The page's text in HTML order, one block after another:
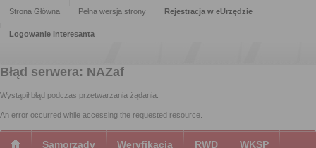
Strona Główna Pełna wersja strony Rejestracja w eUrzędzie
Logowanie interesanta
Błąd serwera: NAZaf
Wystąpił błąd podczas przetwarzania żądania.
An error occurred while accessing the requested resource.
Samorządy Weryfikacja RWD WKSP